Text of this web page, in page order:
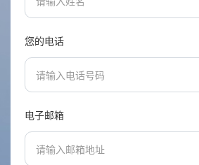
您的电话
电子邮箱